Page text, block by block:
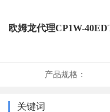
欧姆龙代理CP1W-
产品规格：
关键词